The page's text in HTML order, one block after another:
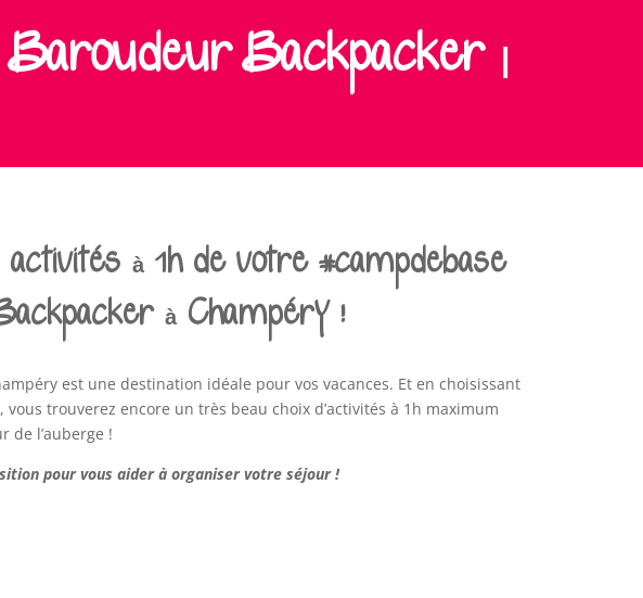
Backpacker |
à 1h de votre #campdebase
à Champéry !
est une destination idéale pour vos vacances. Et en choisissant
trouverez encore un très beau choix d’activités à 1h maximum
de l’auberge !
pour vous aider à organiser votre séjour !